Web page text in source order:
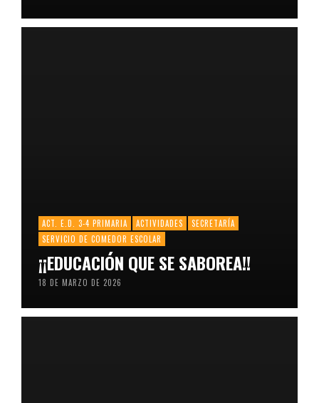
ACT. E.D. 3-4 PRIMARIA ACTIVIDADES
SECRETARÍA
SERVICIO DE COMEDOR ESCOLAR
¡¡EDUCACIÓN QUE SE SABOREA!!
18 DE MARZO DE 2026